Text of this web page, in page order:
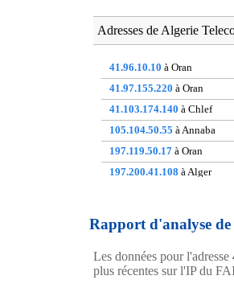
Adresses de Algerie
41.96.10.10 à Oran
41.97.155.220 à Oran
41.103.174.140 à Chlef
105.104.50.55 à Annaba
197.119.50.17 à Oran
197.200.41.108 à Alger
197.202.119.147
à Alger
197.205.16.79à
Rapport d'analyse de
Les données pour l'adresse
plus récentes sur l'IP du